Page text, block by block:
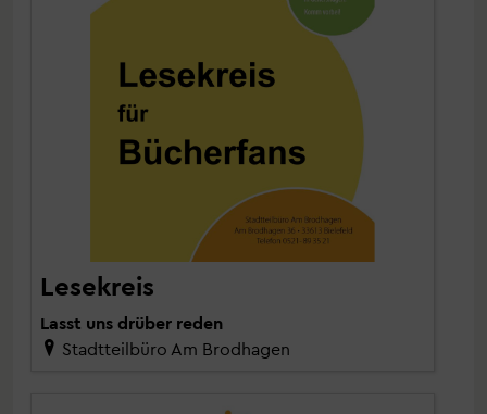
Lesekreis
Lasst uns drüber reden
Stadtteilbüro Am Brodhagen